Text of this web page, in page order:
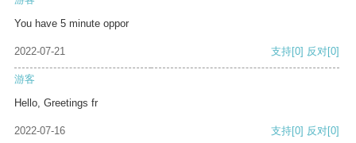
You have 5 minute oppor
2022-07-21 支持[0] 反对[0]
游客
Hello, Greetings fr
2022-07-16 支持[0] 反对[0]